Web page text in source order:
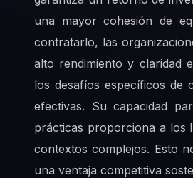
una mayor cohesión de
contratarlo, las
alto rendimiento y claridad
los desafíos específicos de
efectivas. Su capacidad
prácticas proporciona a los
contextos complejos. Esto
una ventaja competitiva